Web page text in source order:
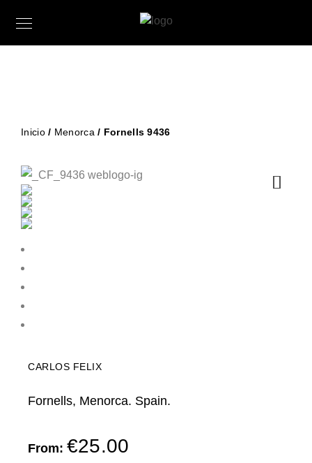
Inicio/ Menorca / Fornells 9436
CARLOS FELIX
Fornells, Menorca. Spain.
From: €25.00